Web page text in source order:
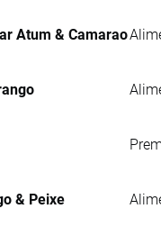
Atum & Camarao
& Peixe